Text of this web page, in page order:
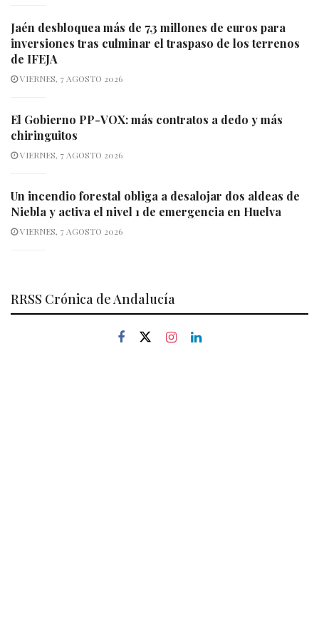
Jaén desbloquea más de 7,3 millones de euros para
inversiones tras culminar el traspaso de los terrenos
de IFEJA
VIERNES, 7 AGOSTO 2026
El Gobierno PP-VOX: más contratos a dedo y más
chiringuitos
VIERNES, 7 AGOSTO 2026
Un incendio forestal obliga a desalojar dos aldeas de
Niebla y activa el nivel 1 de emergencia en Huelva
VIERNES, 7 AGOSTO 2026
RRSS Crónica de Andalucía